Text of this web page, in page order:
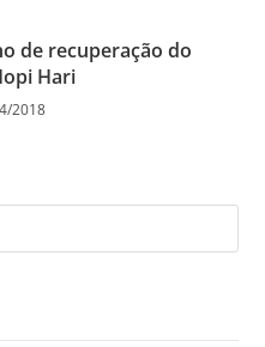
de recuperação do
Hari
2018